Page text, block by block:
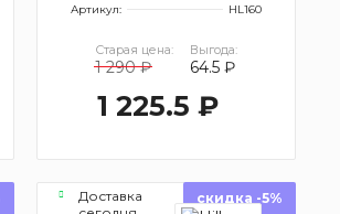
Артикул:
HL160
Старая цена:
1 290 ₽
Выгода:
64.5 ₽
1 225.5 ₽
Доставка
скидка -5%